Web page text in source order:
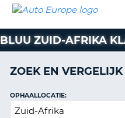
AUTO
CAMPER
PARTNERS
AUTO
EUROPE
AUTO
CAMPER
HUREN
PARTNERS
HULP
MIJN
BLUU ZUID-AFRIKA
ZOEK EN
Huurauto
OPHAALLOCATIE: